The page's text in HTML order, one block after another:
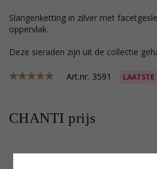
slangenketting in zilver met facetgeslepen en glanzend
oppervlak.
Deze sieraden zijn uit de collectie
Art.nr. 3591 LAATSTE
CHANTI prijs